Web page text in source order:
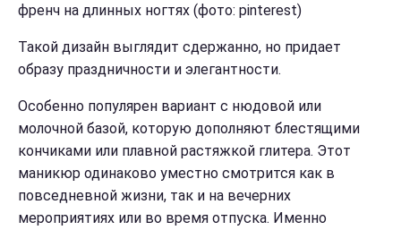
френч на длинных ногтях (фото: pinterest)
Такой дизайн выглядит сдержанно, но придает
образу праздничности и элегантности.
Особенно популярен вариант с нюдовой или
молочной базой, которую дополняют блестящими
кончиками или плавной растяжкой глитера. Этот
маникюр одинаково уместно смотрится как в
повседневной жизни, так и на вечерних
мероприятиях или во время отпуска. Именно